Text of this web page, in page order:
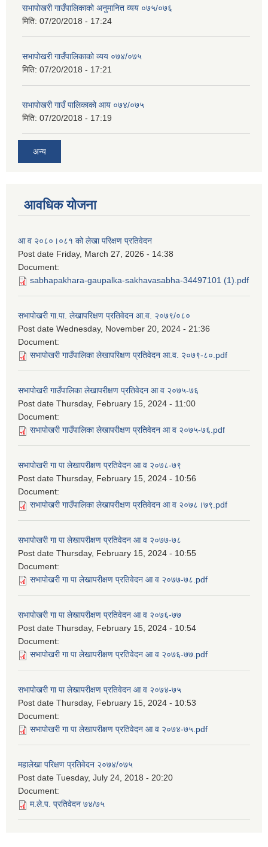
सभापोखरी गाउँपालिकाको अनुमानित व्यय ०७५/०७६
मिति: 07/20/2018 - 17:24
सभापोखरी गाउँपालिकाको व्यय ०७४/०७५
मिति: 07/20/2018 - 17:21
सभापोखरी गाउँ पालिकाको आय ०७४/०७५
मिति: 07/20/2018 - 17:19
अन्य
आवधिक योजना
आ व २०८०।०८१ को लेखा परिक्षण प्रतिवेदन
Post date Friday, March 27, 2026 - 14:38
Document:
sabhapakhara-gaupalka-sakhavasabha-34497101 (1).pdf
सभापोखरी गा.पा. लेखापरिक्षण प्रतिवेदन आ.व. २०७९/०८०
Post date Wednesday, November 20, 2024 - 21:36
Document:
सभापोखरी गाउँपालिका लेखापरिक्षण प्रतिवेदन आ.व. २०७९-८०.pdf
सभापोखरी गाउँपालिका लेखापरीक्षण प्रतिवेदन आ व २०७५-७६
Post date Thursday, February 15, 2024 - 11:00
Document:
सभापोखरी गाउँपालिका लेखापरीक्षण प्रतिवेदन आ व २०७५-७६.pdf
सभापोखरी गा पा लेखापरीक्षण प्रतिवेदन आ व २०७८-७९
Post date Thursday, February 15, 2024 - 10:56
Document:
सभापोखरी गाउँपालिका लेखापरीक्षण प्रतिवेदन आ व २०७८।७९.pdf
सभापोखरी गा पा लेखापरीक्षण प्रतिवेदन आ व २०७७-७८
Post date Thursday, February 15, 2024 - 10:55
Document:
सभापोखरी गा पा लेखापरीक्षण प्रतिवेदन आ व २०७७-७८.pdf
सभापोखरी गा पा लेखापरीक्षण प्रतिवेदन आ व २०७६-७७
Post date Thursday, February 15, 2024 - 10:54
Document:
सभापोखरी गा पा लेखापरीक्षण प्रतिवेदन आ व २०७६-७७.pdf
सभापोखरी गा पा लेखापरीक्षण प्रतिवेदन आ व २०७४-७५
Post date Thursday, February 15, 2024 - 10:53
Document:
सभापोखरी गा पा लेखापरीक्षण प्रतिवेदन आ व २०७४-७५.pdf
महालेखा परिक्षण प्रतिवेदन २०७४/०७५
Post date Tuesday, July 24, 2018 - 20:20
Document:
म.ले.प. प्रतिवेदन ७४/७५